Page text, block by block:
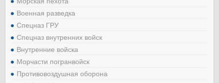
Военная разведка
Спецназ ГРУ
Спецназ внутренних войск
Внутренние войска
Морчасти погранвойск
Противовоздушная оборона